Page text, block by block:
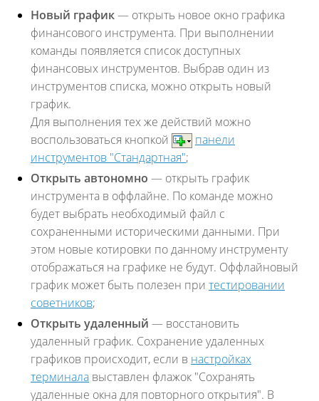
Новый график— открыть новое окно графика
финансового инструмента. При выполнении
команды появляется список доступных
финансовых инструментов. Выбрав один из
инструментов списка, можно открыть новый
график.
Для выполнения тех же действий можно
воспользоваться кнопкой
панели
инструментов "Стандартная";
Открыть автономно — открыть график
инструмента в оффлайне. По команде можно
будет выбрать необходимый файл с
сохраненными историческими данными. При
этом новые котировки по данному инструменту
отображаться на графике не будут. Оффлайновый
график может быть полезен при тестировании
советников;
Открыть удаленный — восстановить
удаленный график. Сохранение удаленных
графиков происходит, если в настройках
терминала выставлен флажок "Сохранять
удаленные окна для повторного открытия". В